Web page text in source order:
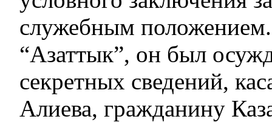
служебным
“Азаттык”, он был
секретных сведений,
Алиева, гражданину